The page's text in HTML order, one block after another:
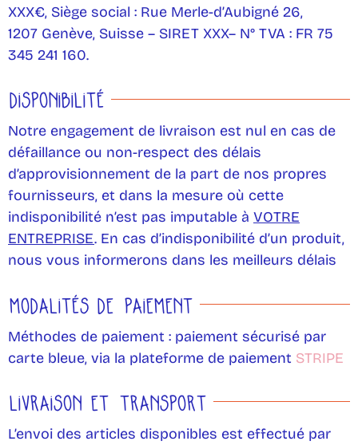
XXX€, Siège social : Rue Merle-d’Aubigné 26,
1207 Genève, Suisse – SIRET XXX– N° TVA : FR 75
345 241 160.
DISPONIBILITÉ
Notre engagement de livraison est nul en cas de
défaillance ou non-respect des délais
d’approvisionnement de la part de nos propres
fournisseurs, et dans la mesure où cette
indisponibilité n’est pas imputable à VOTRE
ENTREPRISE. En cas d’indisponibilité d’un produit,
nous vous informerons dans les meilleurs délais
MODALITÉS DE PAIEMENT
Méthodes de paiement : paiement sécurisé par
carte bleue, via la plateforme de paiement STRIPE
LIVRAISON ET TRANSPORT
L’envoi des articles disponibles est effectué par